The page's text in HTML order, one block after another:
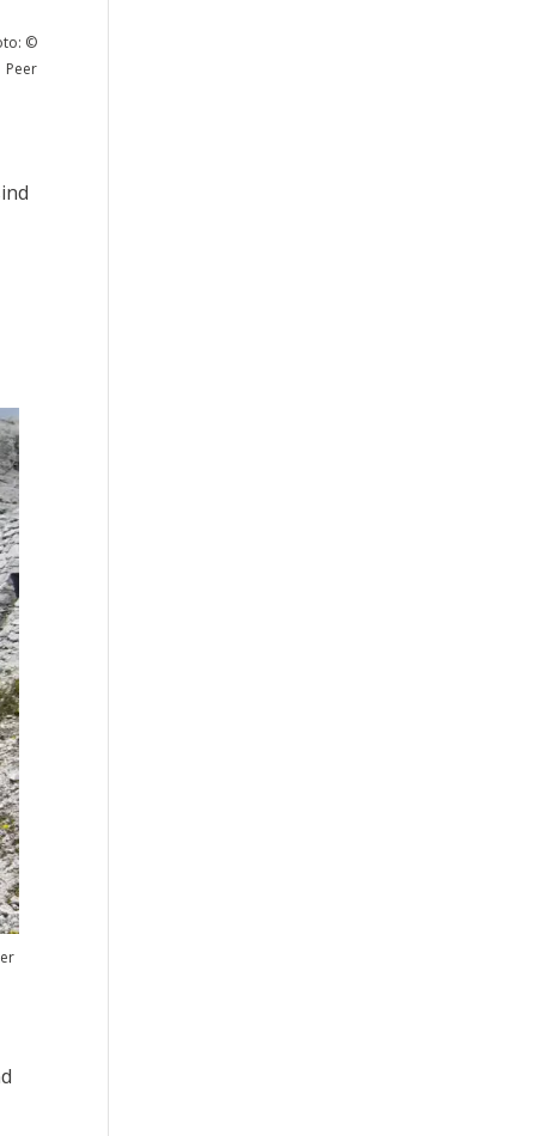
©
Peer